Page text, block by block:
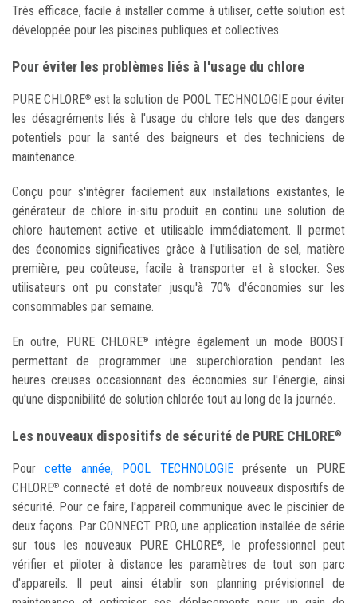
Très efficace, facile à installer comme à utiliser, cette solution est
développée pour les piscines publiques et collectives.
Pour éviter les problèmes liés à l'usage du chlore
PURE CHLORE® est la solution de POOL TECHNOLOGIE pour éviter
les désagréments liés à l'usage du chlore tels que des dangers
potentiels pour la santé des baigneurs et des techniciens de
maintenance.
Conçu pour s'intégrer facilement aux installations existantes, le
générateur de chlore in-situ produit en continu une solution de
chlore hautement active et utilisable immédiatement. Il permet
des économies significatives grâce à l'utilisation de sel, matière
première, peu coûteuse, facile à transporter et à stocker. Ses
utilisateurs ont pu constater jusqu'à 70% d'économies sur les
consommables par semaine.
En outre, PURE CHLORE®
intègre également un mode BOOST
permettant de programmer une superchloration pendant les
heures creuses occasionnant des économies sur l'énergie, ainsi
qu'une disponibilité de solution chlorée tout au long de la journée.
Les nouveaux dispositifs de sécurité de PURE CHLORE®
Pourcette année, POOL TECHNOLOGIEprésente un PURE
CHLORE® connecté et doté de nombreux nouveaux dispositifs de
sécurité. Pour ce faire, l'appareil communique avec le piscinier de
deux façons. Par CONNECT PRO, une application installée de série
sur tous les nouveaux PURE CHLORE®, le professionnel peut
vérifier et piloter à distance les paramètres de tout son parc
d'appareils. Il peut ainsi établir son planning prévisionnel de